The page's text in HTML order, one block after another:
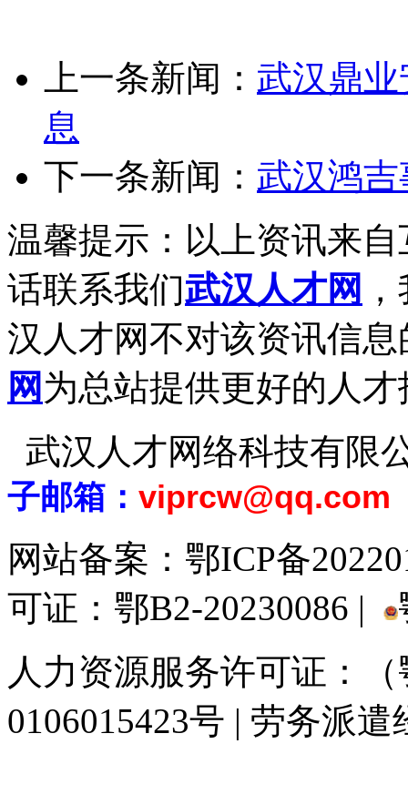
上一条新闻： 武汉鼎
息
下一条新闻： 武汉鸿
温馨提示：以上资讯来
话联系我们武汉人才网
汉人才网不对该资讯信
网 为总站提供更好的人
武汉人才网络科技有限
子邮箱： viprcw@qq.com
网站备案： 鄂ICP备
可证：鄂B2-20230086 |
人力资源服务许可证：
0106015423号 | 劳务派